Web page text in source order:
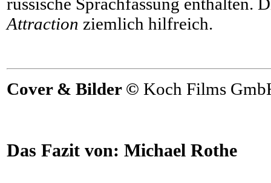
Attraction ziemlich hilfreich.
Cover & Bilder © Koch Films
Das Fazit von: Michael Rothe